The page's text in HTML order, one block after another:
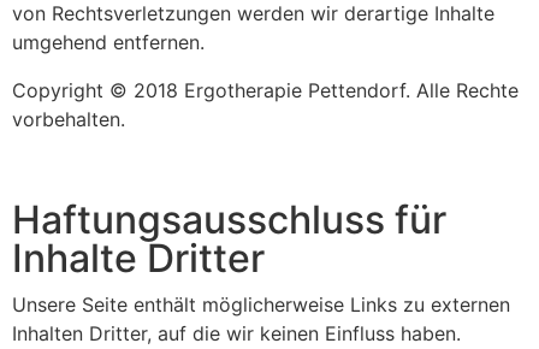
von Rechtsverletzungen werden wir derartige Inhalte
umgehend entfernen.
Copyright © 2018 Ergotherapie Pettendorf. Alle Rechte
vorbehalten.
Haftungsausschluss für
Inhalte Dritter
Unsere Seite enthält möglicherweise Links zu externen
Inhalten Dritter, auf die wir keinen Einfluss haben.